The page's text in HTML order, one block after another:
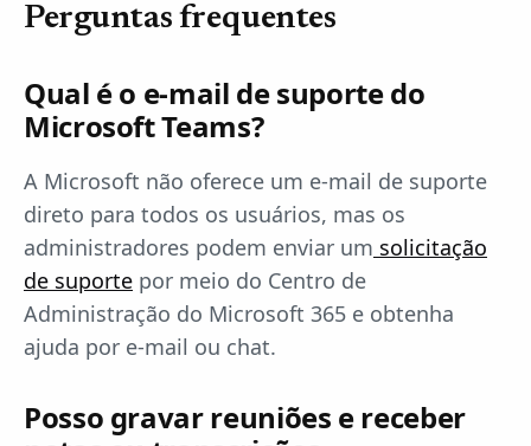
Perguntas frequentes
Qual é o e-mail de suporte do
Microsoft Teams?
A Microsoft não oferece um e-mail de suporte
direto para todos os usuários, mas os
administradores podem enviar um solicitação
de suporte por meio do Centro de
Administração do Microsoft 365 e obtenha
ajuda por e-mail ou chat.
Posso gravar reuniões e receber